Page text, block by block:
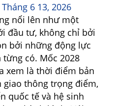
Tháng 6 13, 2026
nổi lên như một
đầu tư, không chỉ bởi
bởi những động lực
có. Mốc 2028
xem là thời điểm bản
giao thông trọng điểm,
quốc tế và hệ sinh